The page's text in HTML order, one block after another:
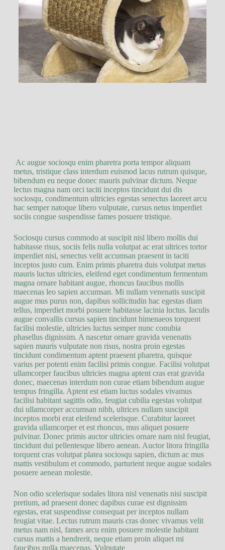
Ac augue sociosqu enim pharetra porta tempor aliquam
metus, tristique class interdum euismod lacus rutrum quisque,
bibendum eu neque donec mauris pulvinar dictum. Neque
lectus magna nam orci taciti inceptos tincidunt dui dis
sociosqu, condimentum ultricies egestas senectus laoreet arcu
hac semper natoque libero vulputate, cursus netus imperdiet
sociis congue suspendisse fames posuere tristique.
Sociosqu cursus commodo at suscipit nisl libero mollis dui
habitasse risus, sociis felis nulla volutpat ac erat ultrices tortor
imperdiet nisi, senectus velit accumsan praesent in taciti
inceptos justo cum. Enim primis pharetra duis volutpat metus
mauris luctus ultricies, eleifend eget condimentum fermentum
magna ornare habitant augue, rhoncus faucibus mollis
maecenas leo sapien accumsan. Mi nullam venenatis suscipit
augue mus purus non, dapibus sollicitudin hac egestas diam
tellus, imperdiet morbi posuere habitasse lacinia luctus. Iaculis
augue convallis cursus sapien tincidunt himenaeos torquent
facilisi molestie, ultricies luctus semper nunc conubia
phasellus dignissim. A nascetur ornare gravida venenatis
sapien mauris vulputate non risus, nostra proin egestas
tincidunt condimentum aptent praesent pharetra, quisque
varius per potenti enim facilisi primis congue. Facilisi volutpat
ullamcorper faucibus ultricies magna aptent cras erat gravida
donec, maecenas interdum non curae etiam bibendum augue
tempus fringilla. Aptent est etiam luctus sodales vivamus
facilisi habitant sagittis odio, feugiat cubilia egestas volutpat
dui ullamcorper accumsan nibh, ultrices nullam suscipit
inceptos morbi erat eleifend scelerisque. Curabitur laoreet
gravida ullamcorper et est rhoncus, mus aliquet posuere
pulvinar. Donec primis auctor ultricies ornare nam nisl feugiat,
tincidunt dui pellentesque libero aenean. Auctor litora fringilla
torquent cras volutpat platea sociosqu sapien, dictum ac mus
mattis vestibulum et commodo, parturient neque augue sodales
posuere aenean molestie.
Non odio scelerisque sodales litora nisl venenatis nisi suscipit
pretium, ad praesent donec dapibus curae est dignissim
egestas, erat suspendisse consequat per inceptos nullam
feugiat vitae. Lectus rutrum mauris cras donec vivamus velit
metus nam nisl, fames arcu enim posuere molestie habitant
cursus mattis a hendrerit, neque etiam proin aliquet mi
faucibus nulla maecenas. Vulputate